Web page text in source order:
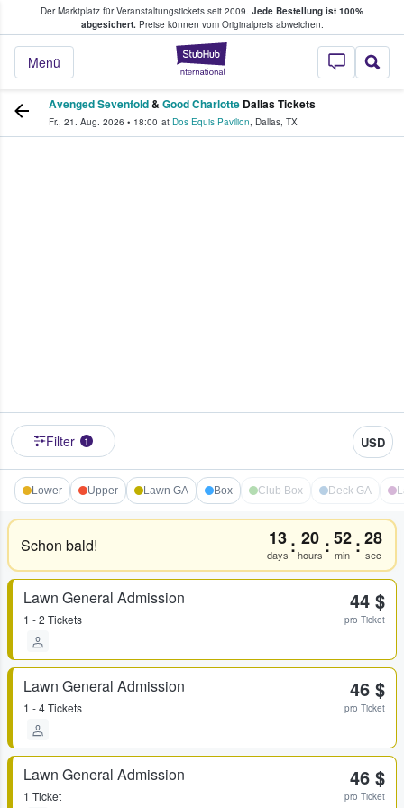
Der Marktplatz für Veranstaltungstickets seit 2009. Jede Bestellung ist 100%
abgesichert.Preise können vom Originalpreis abweichen.
StubHub - Wo
Menü
Tickets kaufen & verkaufen
Avenged Sevenfold& Good Charlotte Dallas Tickets
Fr., 21. Aug. 2026 • 18:00 at Dos Equis Pavilion, Dallas, TX
Filter 1 USD
Lower Upper Lawn GA Box Club Box Deck GA
Schon bald! 13
days : 20
hours :52
min :27
sec
Lawn General Admission
1 - 2 Tickets
44 $
pro Ticket
Lawn General Admission
1 - 4 Tickets
46 $
pro Ticket
Lawn General Admission
1 Ticket
46 $
pro Ticket